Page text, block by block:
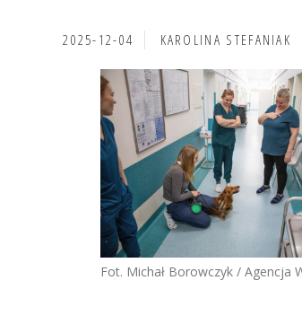
2025-12-04 KAROLINA STEFANIAK
Fot. Michał Borowczyk / Agencja